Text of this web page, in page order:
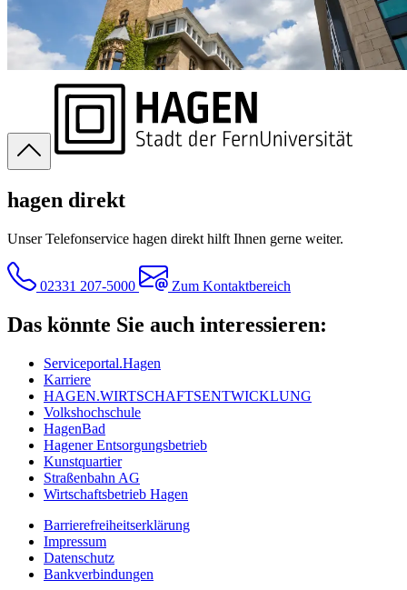
hagen direkt
Unser Telefonservice hagen direkt hilft Ihnen gerne weiter.
02331 207-5000 Zum Kontaktbereich
Das könnte Sie auch interessieren:
Serviceportal.Hagen
Karriere
HAGEN.WIRTSCHAFTSENTWICKLUNG
Volkshochschule
HagenBad
Hagener Entsorgungsbetrieb
Kunstquartier
Straßenbahn AG
Wirtschaftsbetrieb Hagen
Barrierefreiheitserklärung
Impressum
Datenschutz
Bankverbindungen